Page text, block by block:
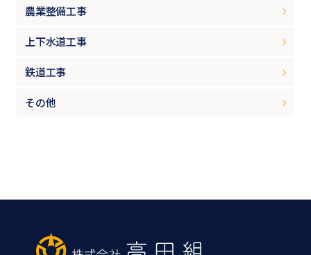
農業整備工事
上下水道工事
鉄道工事
その他